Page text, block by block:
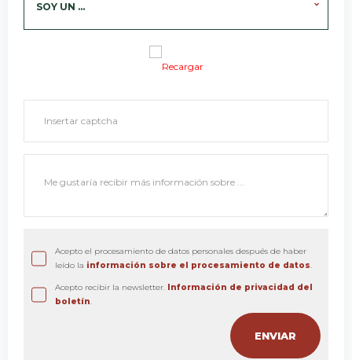
SOY UN ...
Recargar
Acepto el procesamiento de datos personales después de haber
leído la información sobre el procesamiento de datos.
Acepto recibir la newsletter.
Información de privacidad del
boletín.